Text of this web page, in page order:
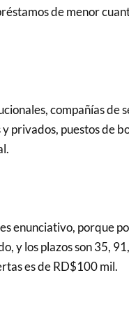
de menor
compañías de
privados, puestos de
enunciativo, porque
y los plazos son 35,
es de RD$100 mil.